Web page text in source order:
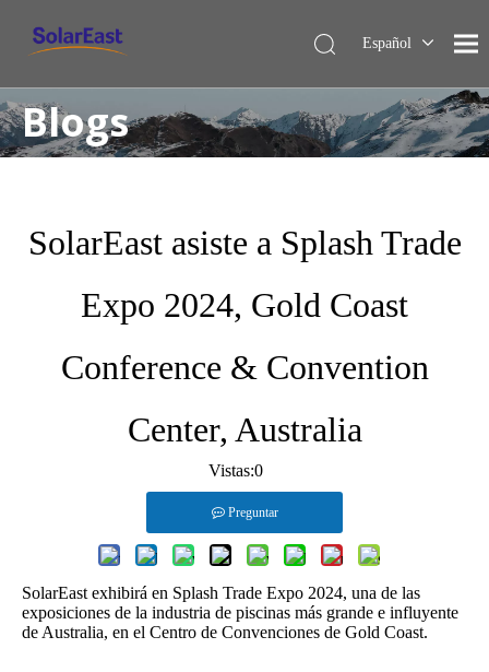
Español
Français
Deutsch
Blogs
SolarEast asiste a Splash Trade
Expo 2024, Gold Coast
Conference & Convention
Center, Australia
Vistas:0
Preguntar
SolarEast exhibirá en Splash Trade Expo 2024, una de las
exposiciones de la industria de piscinas más grande e influyente
de Australia, en el Centro de Convenciones de Gold Coast.